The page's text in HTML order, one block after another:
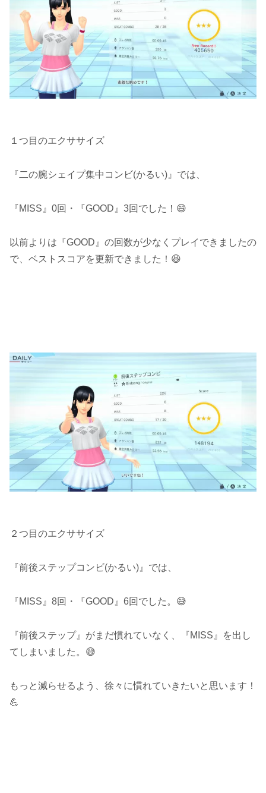
１つ目のエクササイズ
『二の腕シェイプ集中コンビ(かるい)』では、
『MISS』0回・『GOOD』3回でした！😄
以前よりは『GOOD』の回数が少なくプレイできましたの
で、ベストスコアを更新できました！😆
２つ目のエクササイズ
『前後ステップコンビ(かるい)』では、
『MISS』8回・『GOOD』6回でした。😅
『前後ステップ』がまだ慣れていなく、『MISS』を出し
てしまいました。😅
もっと減らせるよう、徐々に慣れていきたいと思います！
💪